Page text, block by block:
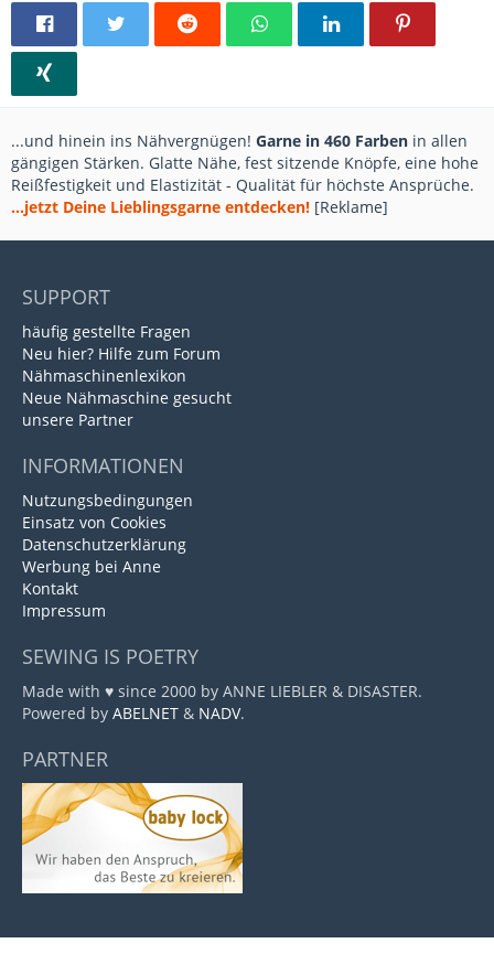
...und hinein ins Nähvergnügen! Garne in 460 Farben in allen
gängigen Stärken. Glatte Nähe, fest sitzende Knöpfe, eine hohe
Reißfestigkeit und Elastizität - Qualität für höchste Ansprüche.
...jetzt Deine Lieblingsgarne entdecken! [Reklame]
SUPPORT
häufig gestellte Fragen
Neu hier? Hilfe zum Forum
Nähmaschinenlexikon
Neue Nähmaschine gesucht
unsere Partner
INFORMATIONEN
Nutzungsbedingungen
Einsatz von Cookies
Datenschutzerklärung
Werbung bei Anne
Kontakt
Impressum
SEWING IS POETRY
Made with ♥ since 2000 by ANNE LIEBLER & DISASTER.
Powered by ABELNET & NADV.
PARTNER